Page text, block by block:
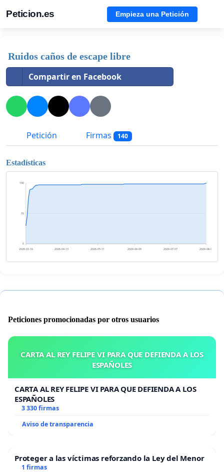
Peticion.es Empieza una Petición
Ruidos caños de escape libre
Compartir en Facebook
Petición Firmas 140
Estadísticas
0
70
140
2026-03-16 2026-04-13 2026-05-11 2026-06-09 2026-07-07 2026-08-04
Peticiones promocionadas por otros usuarios
CARTA AL REY FELIPE VI PARA QUE DEFIENDA A LOS
ESPAÑOLES
CARTA AL REY FELIPE VI PARA QUE DEFIENDA A LOS
ESPAÑOLES
3 330 firmas
Aviso de transparencia
Proteger a las víctimas reforzando la Ley del Menor
1 firmas